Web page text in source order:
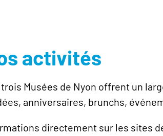
activités
Musées de Nyon offrent un
anniversaires, brunchs,
directement sur les sites